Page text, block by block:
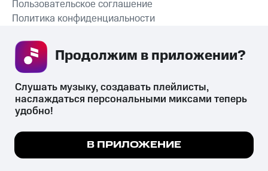
СКАЧАТЬ ПРИЛОЖЕНИЕ
Пользовательское соглашение
Политика конфиденциальности
психотропных веществ, их аналогов причиняет вред здоровью,
их незаконный оборот запрещён и влечёт установленную
законодательством ответственность.
Мы используем куки, чтобы на сайте все
Подробнее
Слушать музыку, создавать плейлисты,
наслаждаться персональными миксами теперь
удобно!
В ПРИЛОЖЕНИЕ